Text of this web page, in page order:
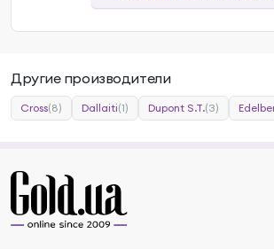
Другие производители
Cross(8) Dallaiti(1) Dupont S.T.(3)